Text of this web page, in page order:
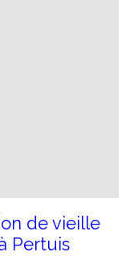
de vieille
Pertuis